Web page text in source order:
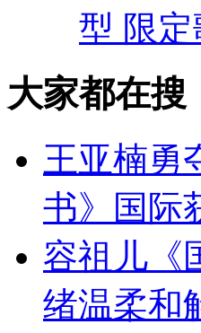
型 限
大家都在搜
王亚楠勇
书》国际
容祖儿《
绪温柔和